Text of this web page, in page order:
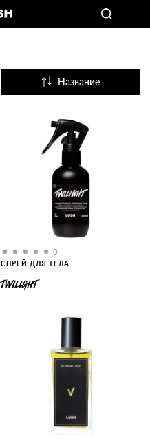
Название
0
СПРЕЙ ДЛЯ ТЕЛА
TWILIGHT